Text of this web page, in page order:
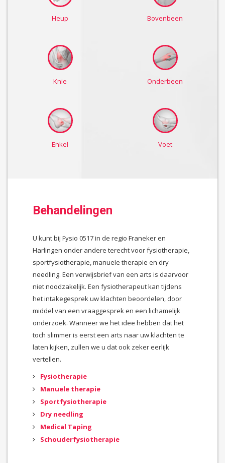
Heup Bovenbeen
Knie Onderbeen
Enkel Voet
Behandelingen
U kunt bij Fysio 0517 in de regio Franeker en
Harlingen onder andere terecht voor fysiotherapie,
sportfysiotherapie, manuele therapie en dry
needling. Een verwijsbrief van een arts is daarvoor
niet noodzakelijk. Een fysiotherapeut kan tijdens
het intakegesprek uw klachten beoordelen, door
middel van een vraaggesprek en een lichamelijk
onderzoek. Wanneer we het idee hebben dat het
toch slimmer is eerst een arts naar uw klachten te
laten kijken, zullen we u dat ook zeker eerlijk
vertellen.
Fysiotherapie
Manuele therapie
Sportfysiotherapie
Dry needling
Medical Taping
Schouderfysiotherapie